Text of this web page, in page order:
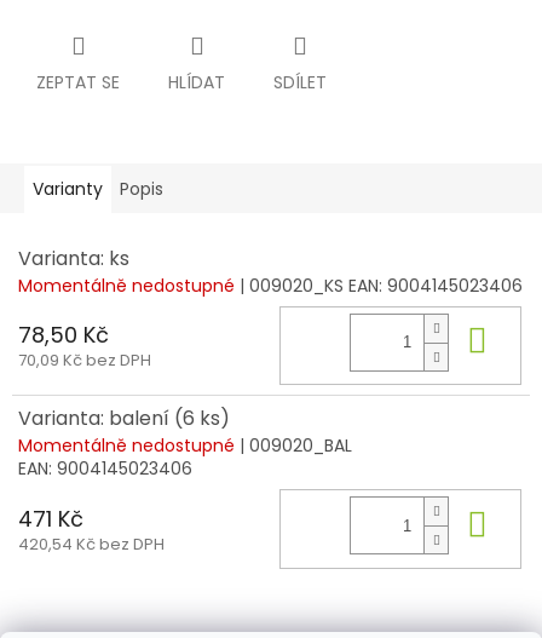
ZEPTAT SE HLÍDAT SDÍLET
Varianty Popis
Varianta: ks
Momentálně nedostupné | 009020_KS EAN: 9004145023406
78,50 Kč
70,09 Kč bez DPH
Varianta: balení (6 ks)
Momentálně nedostupné | 009020_BAL
EAN: 9004145023406
471 Kč
420,54 Kč bez DPH